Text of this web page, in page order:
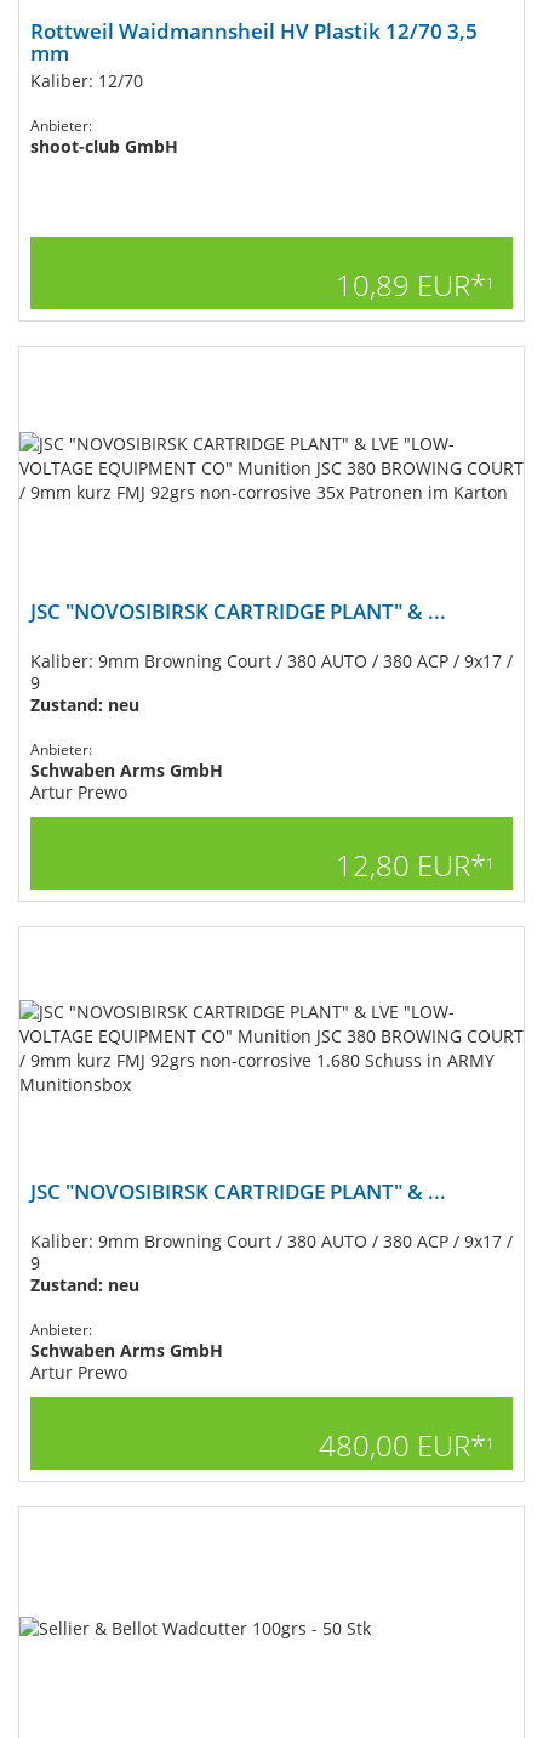
Rottweil Waidmannsheil HV Plastik 12/70 3,5
mm
Kaliber: 12/70
Anbieter:
shoot-club GmbH
10,89 EUR*1
JSC "NOVOSIBIRSK CARTRIDGE PLANT" & ...
Kaliber: 9mm Browning Court / 380 AUTO / 380 ACP / 9x17 /
9
Zustand: neu
Anbieter:
Schwaben Arms GmbH
Artur Prewo
12,80 EUR*1
JSC "NOVOSIBIRSK CARTRIDGE PLANT" & ...
Kaliber: 9mm Browning Court / 380 AUTO / 380 ACP / 9x17 /
9
Zustand: neu
Anbieter:
Schwaben Arms GmbH
Artur Prewo
480,00 EUR*1